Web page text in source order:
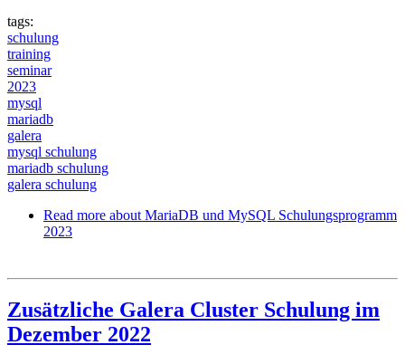
tags:
schulung
training
seminar
2023
mysql
mariadb
galera
mysql schulung
mariadb schulung
galera schulung
Read more about MariaDB und MySQL Schulungsprogramm
2023
Zusätzliche Galera Cluster Schulung im
Dezember 2022